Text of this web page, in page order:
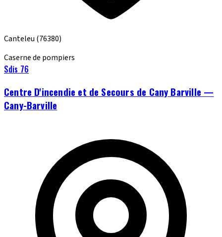
Canteleu (76380)
Caserne de pompiers
Sdis 76
Centre D'incendie et de Secours de Cany Barville —
Cany-Barville